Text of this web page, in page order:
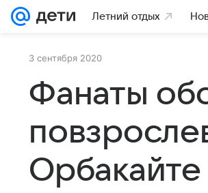
Летний отдых
3 сентября 2020
Фанаты
Орбакайте